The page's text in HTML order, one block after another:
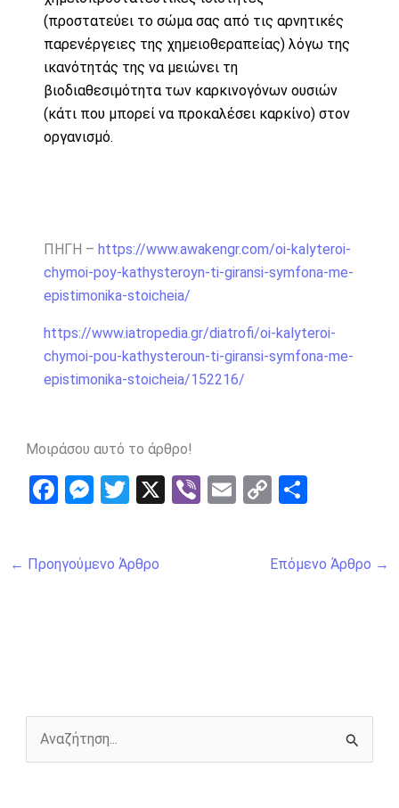
(προστατεύει το σώμα σας από τις αρνητικές
παρενέργειες της χημειοθεραπείας) λόγω της
ικανότητάς της να μειώνει τη
βιοδιαθεσιμότητα των καρκινογόνων ουσιών
(κάτι που μπορεί να προκαλέσει καρκίνο) στον
οργανισμό.
ΠΗΓΗ – https://www.awakengr.com/oi-kalyteroi-
chymoi-poy-kathysteroyn-ti-giransi-symfona-me-
epistimonika-stoicheia/
https://www.iatropedia.gr/diatrofi/oi-kalyteroi-
chymoi-pou-kathysteroun-ti-giransi-symfona-me-
epistimonika-stoicheia/152216/
Μοιράσου αυτό το άρθρο!
F
b
M
n
T
er
X Vi E C
Li
S
e
← Προηγούμενο Άρθρο Επόμενο Άρθρο →